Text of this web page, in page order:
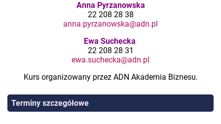
Anna Pyrzanowska
22 208 28 38
anna.pyrzanowska@adn.pl
Ewa Suchecka
22 208 28 31
ewa.suchecka@adn.pl
Kurs organizowany przez ADN Akademia Biznesu.
Terminy szczegółowe